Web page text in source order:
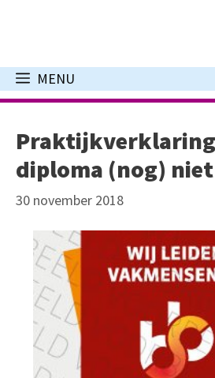
inhoud
MENU
diploma (nog)
30 november 2018